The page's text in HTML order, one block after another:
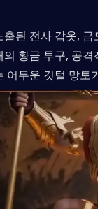
출된 전사 갑옷,
황금 투구, 공
어두운 깃털 망